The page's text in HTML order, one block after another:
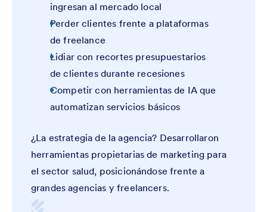
ingresan al mercado local
Perder clientes frente a plataformas
de freelance
Lidiar con recortes presupuestarios
de clientes durante recesiones
Competir con herramientas de IA que
automatizan servicios básicos
¿La estrategia de la agencia? Desarrollaron
herramientas propietarias de marketing para
el sector salud, posicionándose frente a
grandes agencias y freelancers.